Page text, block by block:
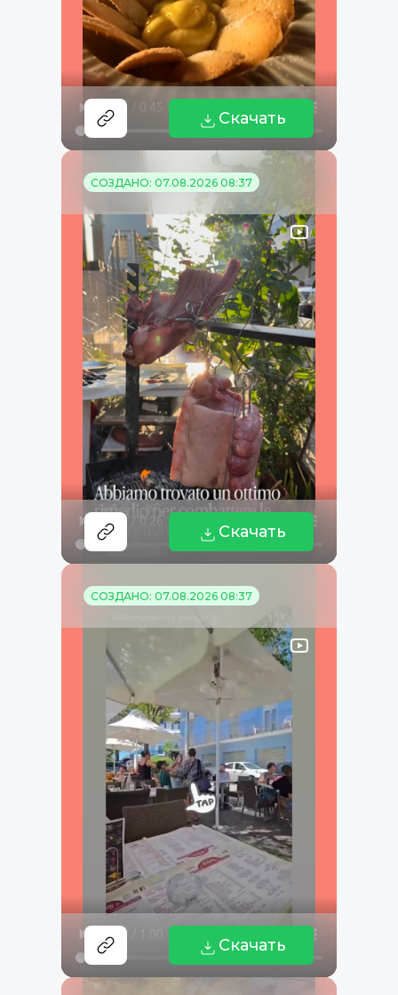
Скачать
СОЗДАНО: 07.08.2026 08:37
Скачать
СОЗДАНО: 07.08.2026 08:37
Скачать